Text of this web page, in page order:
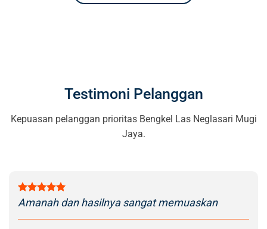
Testimoni Pelanggan
Kepuasan pelanggan prioritas Bengkel Las Neglasari Mugi
Jaya.
Amanah dan hasilnya sangat memuaskan